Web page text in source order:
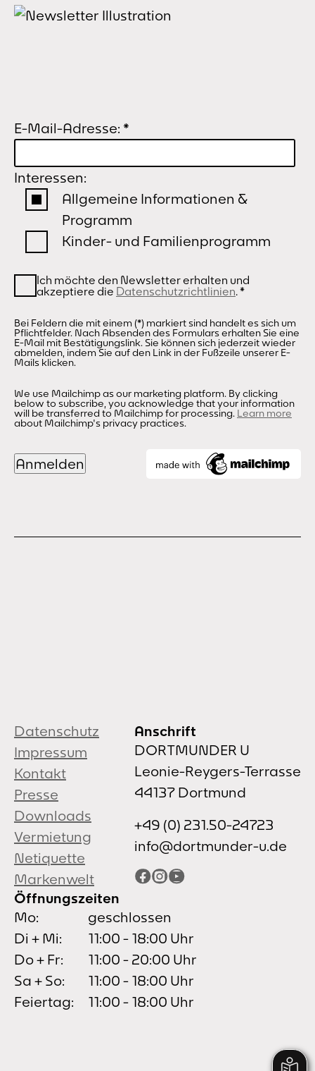
E-Mail-Adresse: *
Interessen:
Allgemeine Informationen &
Programm
Kinder- und Familienprogramm
Ich möchte den Newsletter erhalten und
akzeptiere die Datenschutzrichtlinien.*
Bei Feldern die mit einem (*) markiert sind handelt es sich um
Pflichtfelder. Nach Absenden des Formulars erhalten Sie eine
E-Mail mit Bestätigungslink. Sie können sich jederzeit wieder
abmelden, indem Sie auf den Link in der Fußzeile unserer E-
Mails klicken.
We use Mailchimp as our marketing platform. By clicking
below to subscribe, you acknowledge that your information
will be transferred to Mailchimp for processing. Learn more
about Mailchimp's privacy practices.
Datenschutz
Impressum
Kontakt
Presse
Downloads
Vermietung
Netiquette
Markenwelt
Anschrift
DORTMUNDER U
Leonie-Reygers-Terrasse
44137 Dortmund
+49 (0) 231.50-24723
info@dortmunder-u.de
Facebook
Instagram
YouTube
Öffnungszeiten
Mo:
geschlossen
Di + Mi:
11:00 - 18:00 Uhr
Do + Fr:
11:00 - 20:00 Uhr
Sa + So:
11:00 - 18:00 Uhr
Feiertag:
11:00 - 18:00 Uhr